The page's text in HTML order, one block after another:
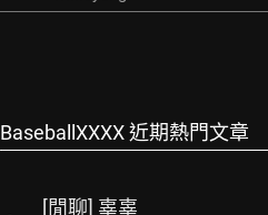
BaseballXXXX 近期熱門文章
[閒聊] 辜辜